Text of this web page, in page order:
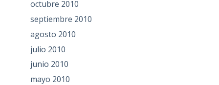
octubre 2010
septiembre 2010
agosto 2010
julio 2010
junio 2010
mayo 2010